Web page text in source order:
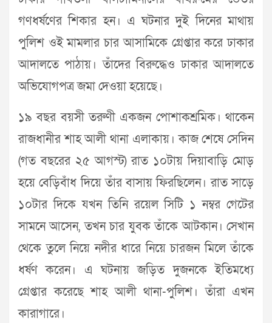
গণধর্ষণের শিকার হন। এ ঘটনার দুই দিনের মাথায়
পুলিশ ওই মামলার চার আসামিকে গ্রেপ্তার করে ঢাকার
আদালতে পাঠায়। তাঁদের বিরুদ্ধেও ঢাকার আদালতে
অভিযোগপত্র জমা দেওয়া হয়েছে।
১৯ বছর বয়সী তরুণী একজন পোশাকশ্রমিক। থাকেন
রাজধানীর শাহ আলী থানা এলাকায়। কাজ শেষে সেদিন
(গত বছরের ২৫ আগস্ট) রাত ১০টায় দিয়াবাড়ি মোড়
হয়ে বেড়িবাঁধ দিয়ে তাঁর বাসায় ফিরছিলেন। রাত সাড়ে
১০টার দিকে যখন তিনি রয়েল সিটি ১ নম্বর গেটের
সামনে আসেন, তখন চার যুবক তাঁকে আটকান। সেখান
থেকে তুলে নিয়ে নদীর ধারে নিয়ে চারজন মিলে তাঁকে
ধর্ষণ করেন। এ ঘটনায় জড়িত দুজনকে ইতিমধ্যে
গ্রেপ্তার করেছে শাহ আলী থানা-পুলিশ। তাঁরা এখন
কারাগারে।